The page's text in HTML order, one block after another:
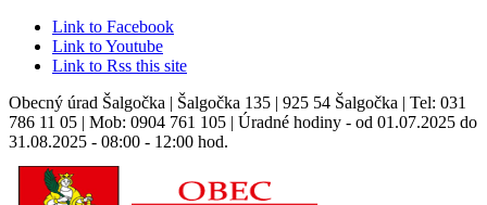
Link to Facebook
Link to Youtube
Link to Rss this site
Obecný úrad Šalgočka | Šalgočka 135 | 925 54 Šalgočka | Tel: 031
786 11 05 | Mob: 0904 761 105 | Úradné hodiny - od 01.07.2025 do
31.08.2025 - 08:00 - 12:00 hod.